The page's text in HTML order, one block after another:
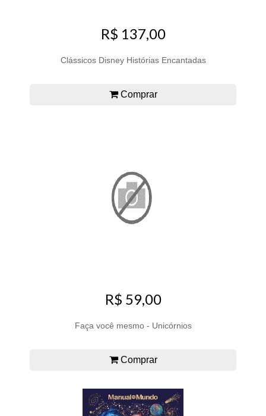
R$ 137,00
Clássicos Disney Histórias Encantadas
Comprar
R$ 59,00
Faça você mesmo - Unicórnios
Comprar